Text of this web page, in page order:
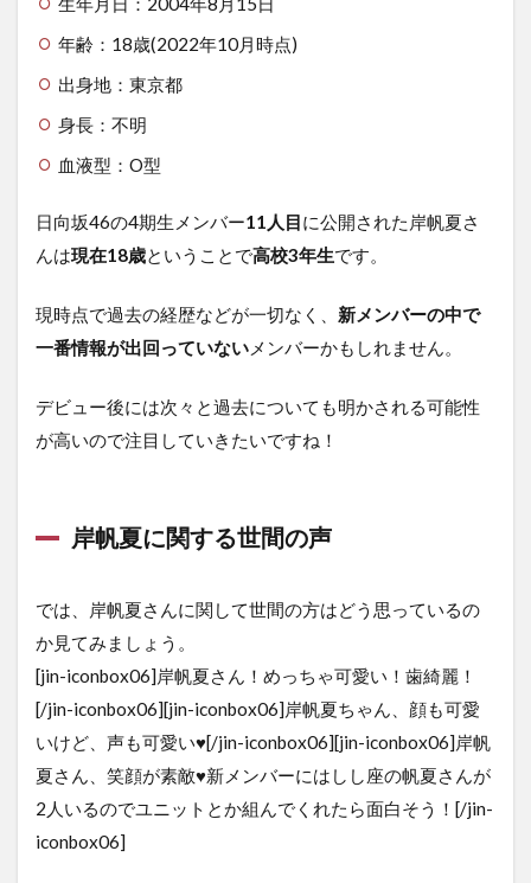
年齢：18歳(2022年10月時点)
出身地：東京都
身長：不明
血液型：O型
日向坂46の4期生メンバー11人目に公開された岸帆夏さ
んは現在18歳ということで高校3年生です。
現時点で過去の経歴などが一切なく、 新メンバーの中で
一番情報が出回っていない メンバーかもしれません。
デビュー後には次々と過去についても明かされる可能性
が高いので注目していきたいですね！
岸帆夏に関する世間の声
では、岸帆夏さんに関して世間の方はどう思っているの
か見てみましょう。
[jin-iconbox06]岸帆夏さん！めっちゃ可愛い！歯綺麗！
[/jin-iconbox06][jin-iconbox06]岸帆夏ちゃん、顔も可愛
いけど、声も可愛い♥[/jin-iconbox06][jin-iconbox06]岸帆
夏さん、笑顔が素敵♥新メンバーにはしし座の帆夏さんが
2人いるのでユニットとか組んでくれたら面白そう！[/jin-
iconbox06]